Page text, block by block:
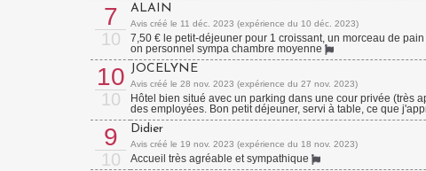
7
10
ALAIN
Avis créé le 11 déc. 2023 (expérience du 10 déc. 2023)
7,50 € le petit-déjeuner pour 1 croissant, un morceau de
on personnel sympa chambre moyenne
10
10
JOCELYNE
Avis créé le 28 nov. 2023 (expérience du 27 nov. 2023)
Hôtel bien situé avec un parking dans une cour privée (très
des employées. Bon petit déjeuner, servi à table, ce que
9
10
Didier
Avis créé le 19 nov. 2023 (expérience du 18 nov. 2023)
Accueil très agréable et sympathique